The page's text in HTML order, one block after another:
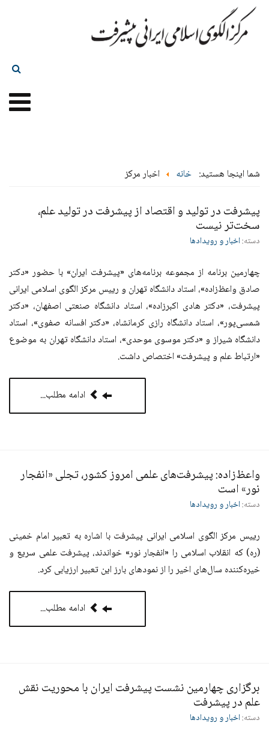
شما اینجا هستید: خانه اخبار مرکز
پیشرفت در تولید و اقتصاد از پیشرفت در تولید علم،
سخت‌تر نیست
دسته:اخبار و رویدادها
چهارمین برنامه از مجموعه برنامه‌های «پیشرفت ایران» با حضور «دکتر
صادق واعظ‌زاده»، استاد دانشگاه تهران و رییس مرکز الگوی اسلامی ایرانی
پیشرفت، «دکتر هادی اکبرزاده»، استاد دانشگاه صنعتی اصفهان، «دکتر
شمسی‌پور»، استاد دانشگاه رازی کرمانشاه، «دکتر افسانه صفوی»، استاد
دانشگاه شیراز و «دکتر موسوی موحدی»، استاد دانشگاه تهران به موضوع
«ارتباط علم و پیشرفت» اختصاص داشت.
ادامه مطلب...
واعظ‌زاده: پیشرفت‌های علمی امروز کشور، تجلی «انفجار
نور» است
دسته:اخبار و رویدادها
رییس مرکز الگوی اسلامی ایرانی پیشرفت با اشاره به تعبیر امام خمینی
(ره) که انقلاب اسلامی را «انفجار نور» خواندند، پیشرفت علمی سریع و
خیره‌کننده‌ سال‌های اخیر را از نمود‌های بارز این تعبیر ارزیابی کرد.
ادامه مطلب...
برگزاری چهارمین نشست پیشرفت ایران با محوریت نقش
علم در پیشرفت
دسته:اخبار و رویدادها